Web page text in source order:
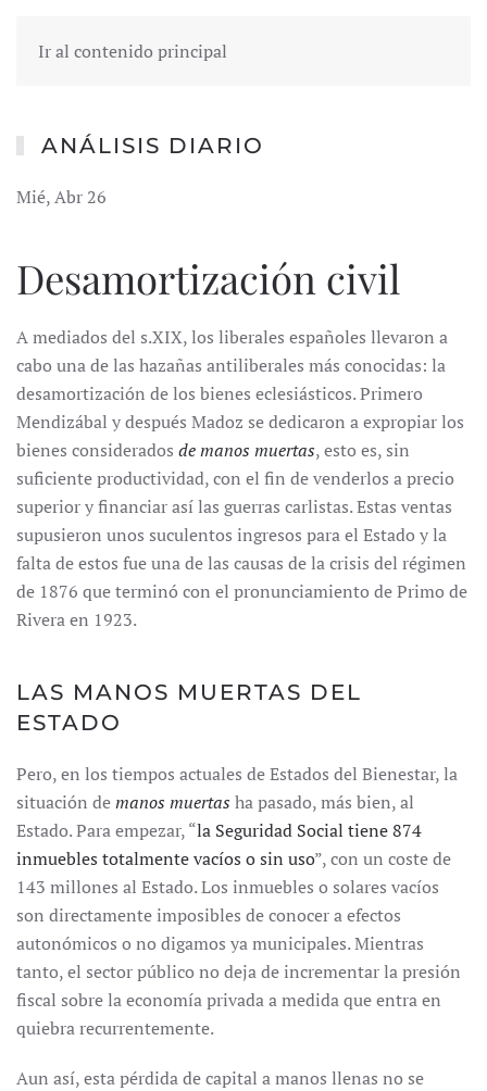
Ir al contenido principal
ANÁLISIS DIARIO
Mié, Abr 26
Desamortización civil
A mediados del s.XIX, los liberales españoles llevaron a
cabo una de las hazañas antiliberales más conocidas: la
desamortización de los bienes eclesiásticos. Primero
Mendizábal y después Madoz se dedicaron a expropiar los
bienes considerados de manos muertas, esto es, sin
suficiente productividad, con el fin de venderlos a precio
superior y financiar así las guerras carlistas. Estas ventas
supusieron unos suculentos ingresos para el Estado y la
falta de estos fue una de las causas de la crisis del régimen
de 1876 que terminó con el pronunciamiento de Primo de
Rivera en 1923.
LAS MANOS MUERTAS DEL
ESTADO
Pero, en los tiempos actuales de Estados del Bienestar, la
situación demanos muertas ha pasado, más bien, al
Estado. Para empezar, “la Seguridad Social tiene 874
inmuebles totalmente vacíos o sin uso”, con un coste de
143 millones al Estado. Los inmuebles o solares vacíos
son directamente imposibles de conocer a efectos
autonómicos o no digamos ya municipales. Mientras
tanto, el sector público no deja de incrementar la presión
fiscal sobre la economía privada a medida que entra en
quiebra recurrentemente.
Aun así, esta pérdida de capital a manos llenas no se